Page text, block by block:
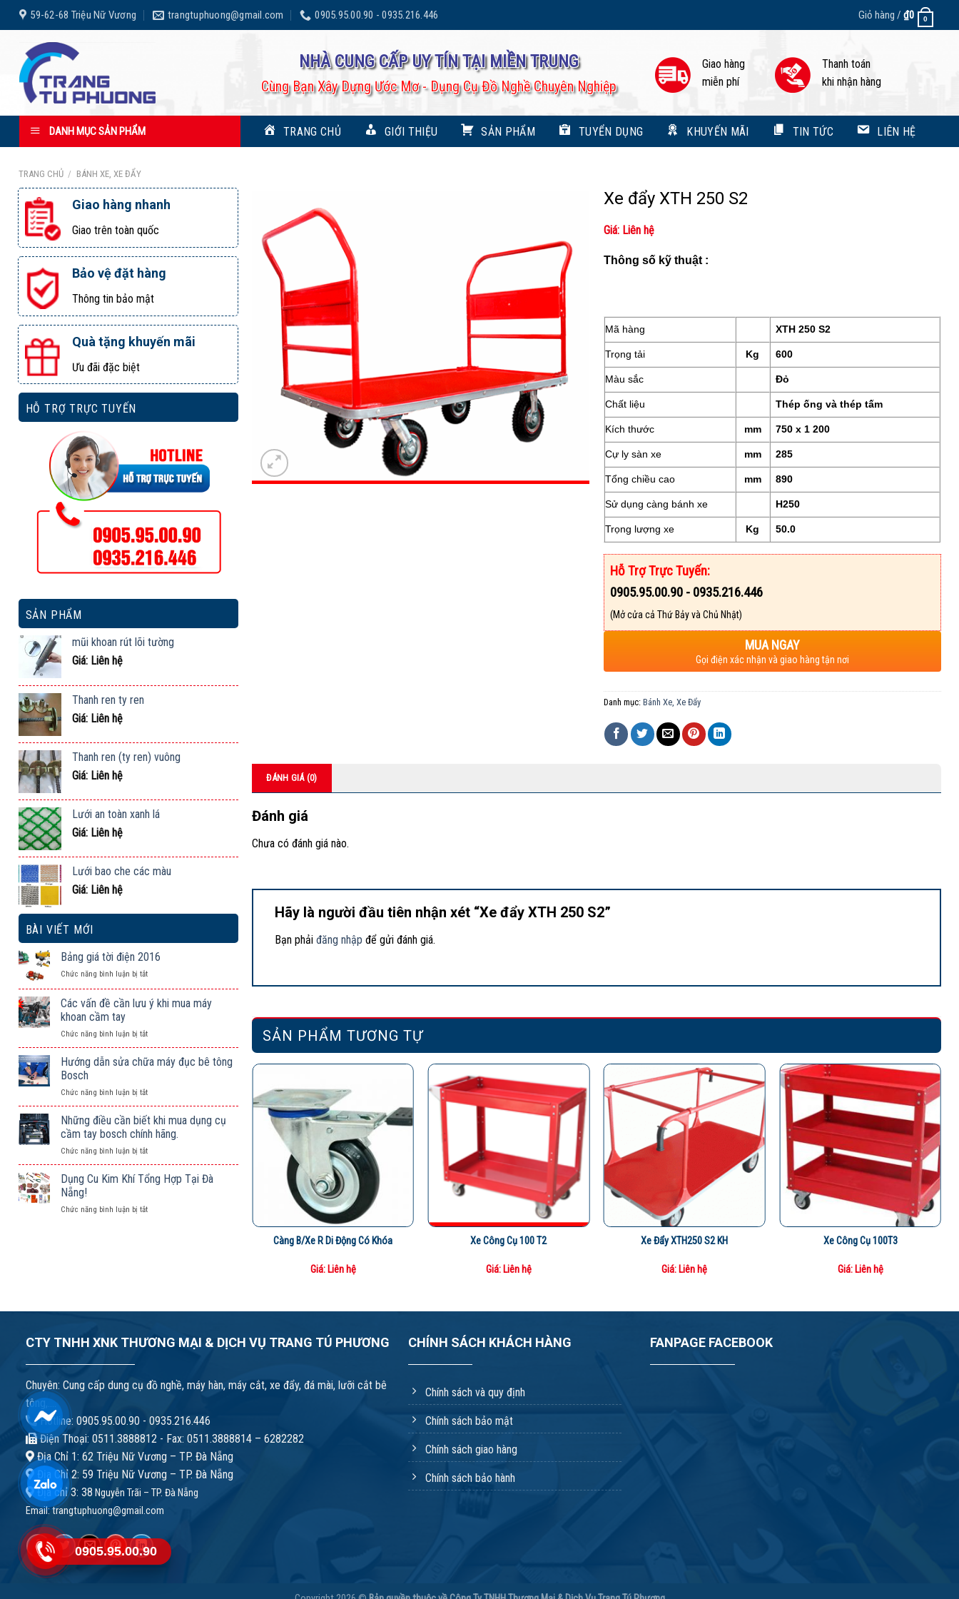
content
59-62-68 Triệu Nữ Vương trangtuphuong@gmail.com 0905.95.00.90 - 0935.216.446 Giỏ hàng / ₫0 0
NHÀ CUNG CẤP UY TÍN TẠI MIỀN TRUNG
Cùng Bạn Xây Dựng Ước Mơ - Dụng Cụ Đồ Nghề Chuyên Nghiệp
Giao hàng
miễn phí
Thanh toán
khi nhận hàng
DANH MỤC SẢN PHẨM TRANG CHỦ GIỚI THIỆU SẢN PHẨM TUYỂN DỤNG KHUYẾN MÃI TIN TỨC LIÊN HỆ
TRANG CHỦ / BÁNH XE, XE ĐẨY
Giao hàng nhanh
Giao trên toàn quốc
Bảo vệ đặt hàng
Thông tin bảo mật
Quà tặng khuyến mãi
Ưu đãi đặc biệt
HỖ TRỢ TRỰC TUYẾN
SẢN PHẨM
mũi khoan rút lõi tường
Giá: Liên hệ
Thanh ren ty ren
Giá: Liên hệ
Thanh ren (ty ren) vuông
Giá: Liên hệ
Lưới an toàn xanh lá
Giá: Liên hệ
Lưới bao che các màu
Giá: Liên hệ
BÀI VIẾT MỚI
Bảng giá tời điện 2016
Chức năng bình luận bị tắtở
giá
tời
2016
Các vấn đề cần lưu ý khi mua máy
khoan cầm tay
Chức năng bình luận bị tắtở
Các
vấn
lưu
ý
khi
mua
khoan
cầm
tay
Hướng dẫn sửa chữa máy đục bê tông
Bosch
Chức năng bình luận bị tắtở
Hướng
dẫn
sửa
chữa
máy
đục
bê
Những điều cần biết khi mua dụng cụ
cầm tay bosch chính hãng.
Chức năng bình luận bị tắtở
Những
điều
cần
khi
Dụng Cu Kim Khí Tổng Hợp Tại Đà
Nẵng!
Chức năng bình luận bị tắtở
Xe đẩy XTH 250 S2
Giá: Liên hệ
Thông số kỹ thuật :
Mã hàng XTH 250 S2
Trọng tải Kg 600
Màu sắc Đỏ
Chất liệu Thép ống và thép tấm
Kích thước mm 750 x 1 200
Cự ly sàn xe mm 285
Tổng chiều cao mm 890
Sử dụng càng bánh xe H250
Trọng lượng xe Kg 50.0
Hỗ Trợ Trực Tuyến:
0905.95.00.90 - 0935.216.446
(Mở cửa cả Thứ Bảy và Chủ Nhật)
MUA NGAY
Gọi điện xác nhận và giao hàng tận nơi
Danh mục: Bánh Xe, Xe Đẩy
ĐÁNH GIÁ (0)
Đánh giá
Chưa có đánh giá nào.
Hãy là người đầu tiên nhận xét “Xe đẩy XTH 250 S2”
Bạn phảiđăng nhập để gửi đánh giá.
SẢN PHẨM TƯƠNG TỰ
Càng B/xe R Di Động Có Khóa
Giá: Liên hệ
Xe Công Cụ 100 T2
Giá: Liên hệ
Xe Đẩy XTH250 S2 KH
Giá: Liên hệ
Xe Công Cụ 100T3
Giá: Liên hệ
CTY TNHH XNK THƯƠNG MẠI & DỊCH VỤ TRANG TÚ PHƯƠNG
Chuyên: Cung cấp dung cụ đồ nghề, máy hàn, máy cắt, xe đẩy, đá mài, lưỡi cắt bê
tông,....
Hotline: 0905.95.00.90 - 0935.216.446
Điện Thoại: 0511.3888812 - Fax: 0511.3888814 – 6282282
Địa Chỉ 1: 62 Triệu Nữ Vương – TP. Đà Nẵng
Địa Chỉ 2: 59 Triệu Nữ Vương – TP. Đà Nẵng
Địa chỉ 3: 38 Nguyễn Trãi – TP. Đà Nẵng
Email:trangtuphuong@gmail.com
CHÍNH SÁCH KHÁCH HÀNG
Chính sách và quy định
Chính sách bảo mật
Chính sách giao hàng
Chính sách bảo hành
FANPAGE FACEBOOK
0905.95.00.90